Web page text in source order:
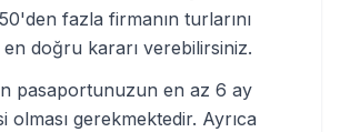
fazla firmanın turlarını
en doğru kararı verebilirsiniz.
pasaportunuzun en az 6 ay
olması gerekmektedir. Ayrıca